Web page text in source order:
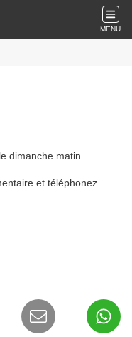
MENU
dimanche matin.
et téléphonez